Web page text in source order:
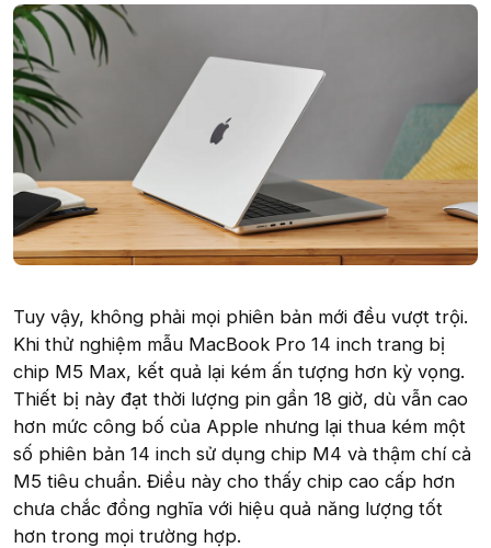
Tuy vậy, không phải mọi phiên bản mới đều vượt trội.
Khi thử nghiệm mẫu MacBook Pro 14 inch trang bị
chip M5 Max, kết quả lại kém ấn tượng hơn kỳ vọng.
Thiết bị này đạt thời lượng pin gần 18 giờ, dù vẫn cao
hơn mức công bố của Apple nhưng lại thua kém một
số phiên bản 14 inch sử dụng chip M4 và thậm chí cả
M5 tiêu chuẩn. Điều này cho thấy chip cao cấp hơn
chưa chắc đồng nghĩa với hiệu quả năng lượng tốt
hơn trong mọi trường hợp.